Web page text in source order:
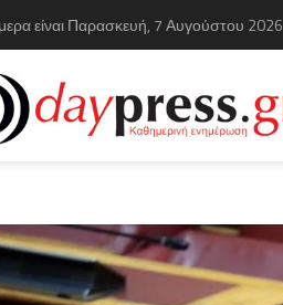
είναι Παρασκευή, 7 Αυγούστου 2026